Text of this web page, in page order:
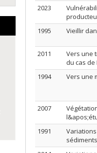
2023
1995 Vieillir
2011
Vers une
du cas
1994
Vers une
2007
1991